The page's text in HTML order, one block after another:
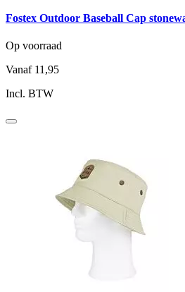
Fostex Outdoor Baseball Cap
Op voorraad
Vanaf 11,95
Incl. BTW